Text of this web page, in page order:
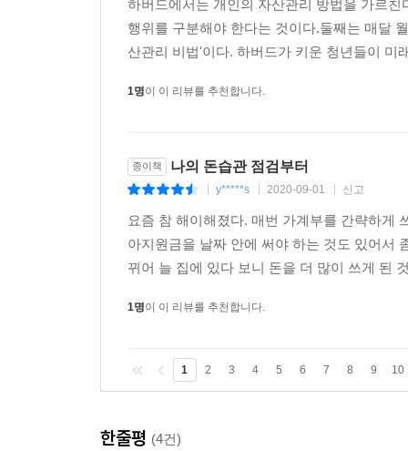
하버드에서는 개인의 자산관리 방법을 가르
행위를 구분해야 한다는 것이다.둘째는 매달
산관리 비법'이다. 하버드가 키운 청년들이
1명이 이 리뷰를 추천합니다.
종이책 나의 돈습관 점검부터
y*****s 2020-09-01 신고
요즘 참 해이해졌다. 매번 가계부를 간략하게
아지원금을 날짜 안에 써야 하는 것도 있어서
뀌어 늘 집에 있다 보니 돈을 더 많이 쓰게 된
1명이 이 리뷰를 추천합니다.
1 2 3 4 5 6 7 8 9 10
한줄평 (4건)